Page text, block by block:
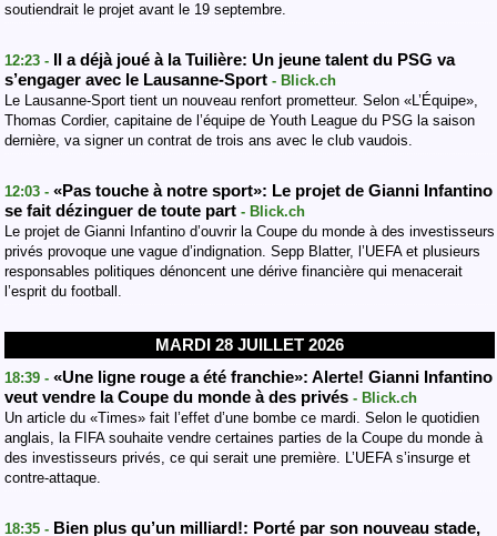
soutiendrait le projet avant le 19 septembre.
12:23 -
Il a déjà joué à la Tuilière: Un jeune talent du PSG va
s’engager avec le Lausanne-Sport - Blick.ch
Le Lausanne-Sport tient un nouveau renfort prometteur. Selon «L’Équipe»,
Thomas Cordier, capitaine de l’équipe de Youth League du PSG la saison
dernière, va signer un contrat de trois ans avec le club vaudois.
12:03 - «Pas touche à notre sport»: Le projet de Gianni Infantino
se fait dézinguer de toute part - Blick.ch
Le projet de Gianni Infantino d’ouvrir la Coupe du monde à des investisseurs
privés provoque une vague d’indignation. Sepp Blatter, l’UEFA et plusieurs
responsables politiques dénoncent une dérive financière qui menacerait
l’esprit du football.
MARDI 28 JUILLET 2026
18:39 - «Une ligne rouge a été franchie»: Alerte! Gianni Infantino
veut vendre la Coupe du monde à des privés - Blick.ch
Un article du «Times» fait l’effet d’une bombe ce mardi. Selon le quotidien
anglais, la FIFA souhaite vendre certaines parties de la Coupe du monde à
des investisseurs privés, ce qui serait une première. L’UEFA s’insurge et
contre-attaque.
18:35 - Bien plus qu’un milliard!: Porté par son nouveau stade,